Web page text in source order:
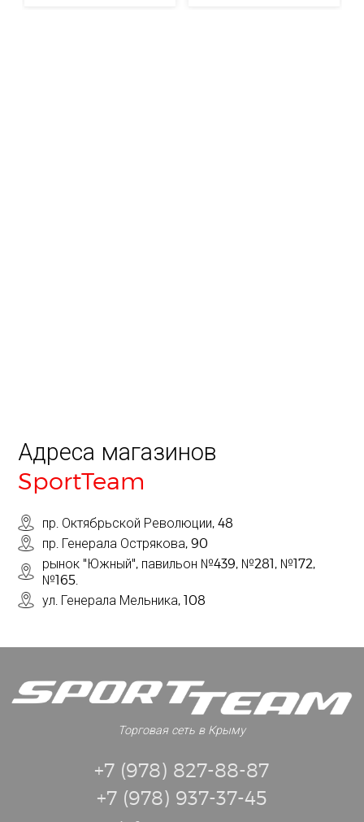
Адреса магазинов
SportTeam
пр. Октябрьской Революции, 48
пр. Генерала Острякова, 90
рынок "Южный", павильон №439, №281, №172,
№165.
ул. Генерала Мельника, 108
Торговая сеть в Крыму
+7 (978) 827-88-87
+7 (978) 937-37-45